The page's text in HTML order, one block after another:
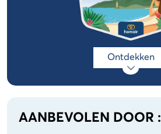
Ontdekken
AANBEVOLEN DOOR :